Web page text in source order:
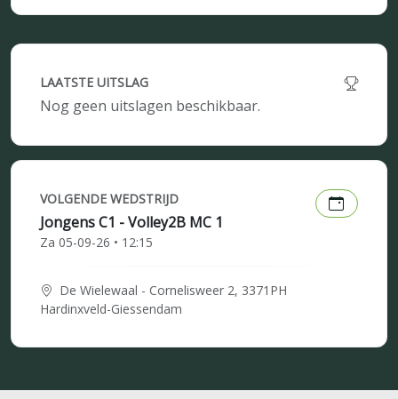
LAATSTE UITSLAG
Nog geen uitslagen beschikbaar.
VOLGENDE WEDSTRIJD
Jongens C1 - Volley2B MC 1
Za 05-09-26 • 12:15
De Wielewaal - Cornelisweer 2, 3371PH
Hardinxveld-Giessendam